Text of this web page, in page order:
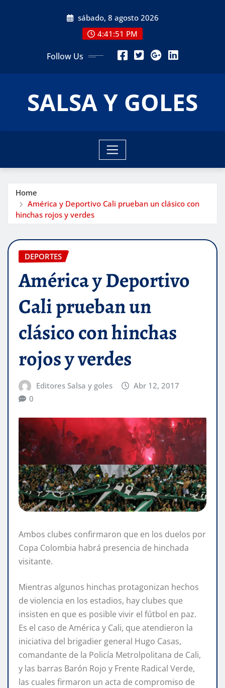
sábado, 8 agosto 2026
4:41:53 PM
Follow Us
SALSA Y GOLES
Home
América y Deportivo Cali prueban un clásico con
hinchas rojos y verdes
DEPORTES
América y Deportivo
Cali prueban un
clásico con hinchas
rojos y verdes
Editores Salsa y goles
Abr 12, 2017
0
Ambos clubes confirmaron que en los duelos por
Copa Colombia habrá presencia de hinchada
visitante.
Mientras algunos hinchas protagonizan hechos
de violencia en los estadios, hay clubes que
insisten en que es posible vivir el fútbol en paz.
Es el caso de América y Cali, que atendieron la
iniciativa del brigadier general Hugo Casas,
comandante de la Policía Metrolpolitana de Cali,
y las barras Barón Rojo y Frente Radical Verde,
las cuales firmaron un acta de compromiso de